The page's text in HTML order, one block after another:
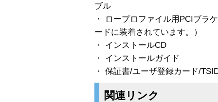
ブル
・ ロープロファイル用PCIブラ
ードに装着されています。）
・ インストールCD
・ インストールガイド
・ 保証書/ユーザ登録カード/
関連リンク